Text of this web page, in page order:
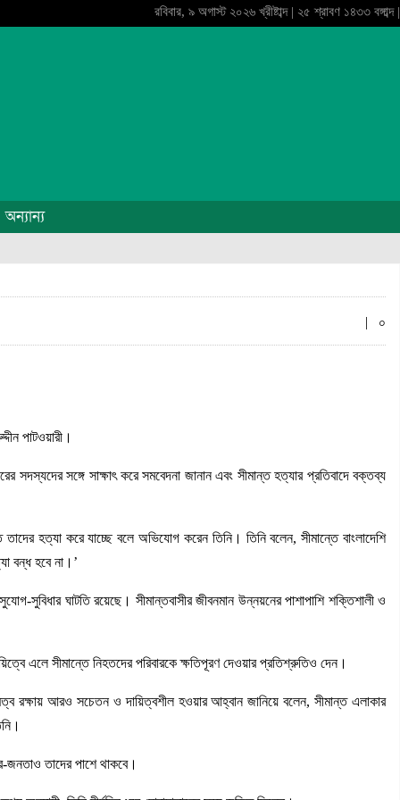
রবিবার, ৯ অগাস্ট ২০২৬ খ্রীষ্টাব্দ | ২৫ শ্রাবণ ১৪৩৩ বঙ্গাব্দ |
অন্যান্য
| ০
পাটওয়ারী।
সঙ্গে সাক্ষাৎ করে সমবেদনা জানান এবং সীমান্ত হত্যার প্রতিবাদে বক্তব্য
তাদের হত্যা করে যাচ্ছে বলে অভিযোগ করেন তিনি। তিনি বলেন, সীমান্তে বাংলাদেশি
বন্ধ হবে না।’
সুবিধার ঘাটতি রয়েছে। সীমান্তবাসীর জীবনমান উন্নয়নের পাশাপাশি শক্তিশালী ও
এলে সীমান্তে নিহতদের পরিবারকে ক্ষতিপূরণ দেওয়ার প্রতিশ্রুতিও দেন।
রক্ষায় আরও সচেতন ও দায়িত্বশীল হওয়ার আহ্বান জানিয়ে বলেন, সীমান্ত এলাকার
জনতাও তাদের পাশে থাকবে।